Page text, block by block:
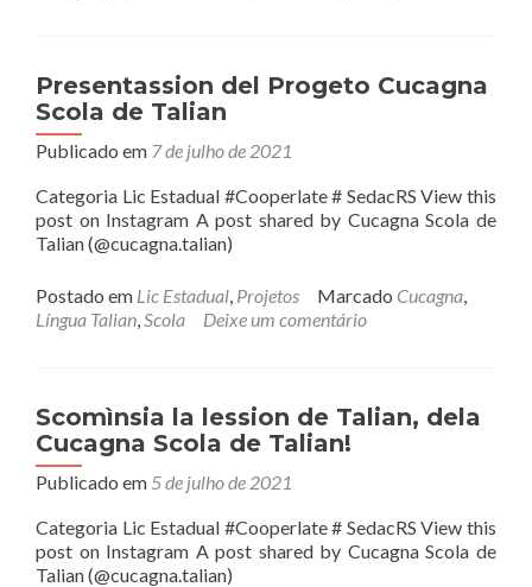
Presentassion del Progeto Cucagna
Scola de Talian
Publicado em 7 de julho de 2021
Categoria Lic Estadual #Cooperlate # SedacRS View this
post on Instagram A post shared by Cucagna Scola de
Talian (@cucagna.talian)
Postado em Lic Estadual, Projetos Marcado Cucagna,
Língua Talian,Scola Deixe um comentário
Scomìnsia la lession de Talian, dela
Cucagna Scola de Talian!
Publicado em 5 de julho de 2021
Categoria Lic Estadual #Cooperlate # SedacRS View this
post on Instagram A post shared by Cucagna Scola de
Talian (@cucagna.talian)